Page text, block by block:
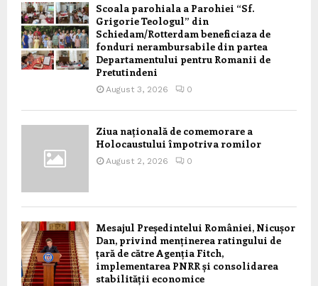
Scoala parohiala a Parohiei “Sf.
Grigorie Teologul” din
Schiedam/Rotterdam beneficiaza de
fonduri nerambursabile din partea
Departamentului pentru Romanii de
Pretutindeni
August 3, 2026 0
Ziua națională de comemorare a
Holocaustului împotriva romilor
August 2, 2026 0
Mesajul Președintelui României, Nicușor
Dan, privind menținerea ratingului de
țară de către Agenția Fitch,
implementarea PNRR și consolidarea
stabilității economice